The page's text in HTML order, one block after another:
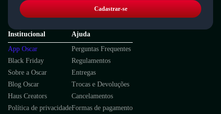
Cadastrar-se
Institucional
App Oscar
Black Friday
Sobre a Oscar
Blog Oscar
Haus Creators
Política de privacidade
Ajuda
Perguntas Frequentes
Regulamentos
Entregas
Trocas e Devoluções
Cancelamentos
Formas de pagamento